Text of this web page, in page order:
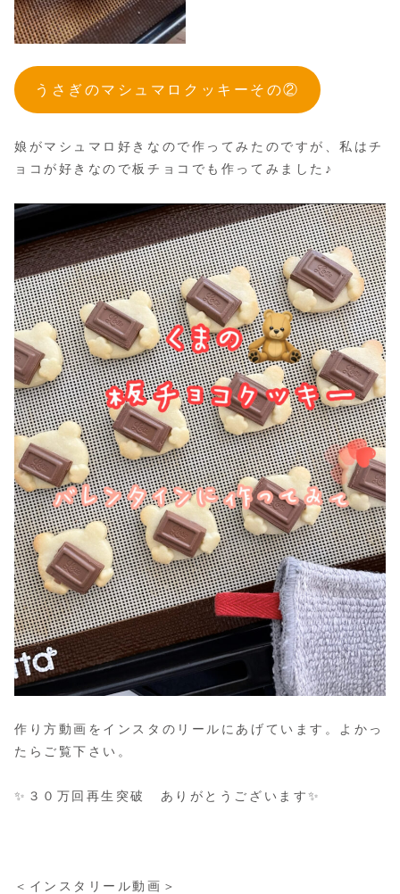
うさぎのマシュマロクッキーその②
娘がマシュマロ好きなので作ってみたのですが、私はチ
ョコが好きなので板チョコでも作ってみました♪
作り方動画をインスタのリールにあげています。よかっ
たらご覧下さい。
✨３０万回再生突破 ありがとうございます✨
＜インスタリール動画＞